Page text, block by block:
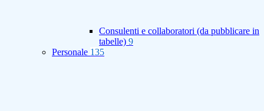
Consulenti e collaboratori (da pubblicare in
tabelle) 9
Personale 135